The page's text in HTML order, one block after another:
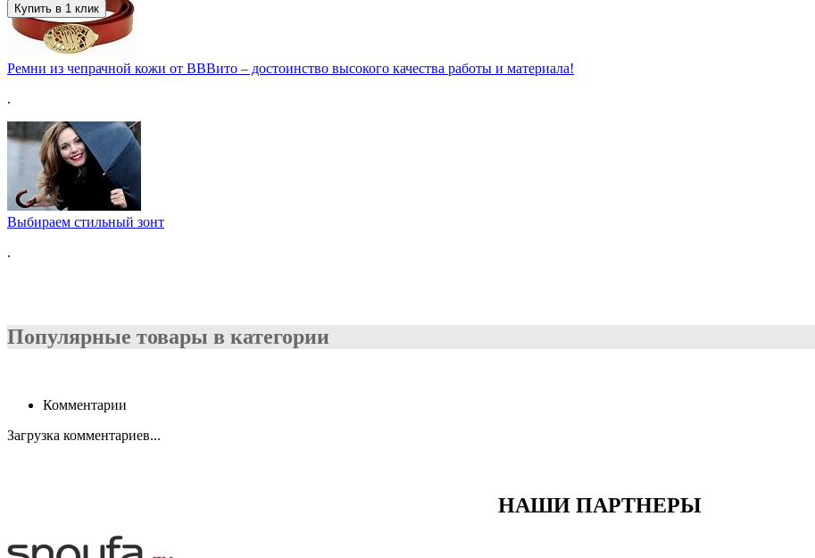
Купить в 1 клик
Ремни из чепрачной кожи от ВВВито – достоинство высокого качества работы и материала!
.
Выбираем стильный зонт
.
Популярные товары в категории
Комментарии
Загрузка комментариев...
НАШИ ПАРТНЕРЫ